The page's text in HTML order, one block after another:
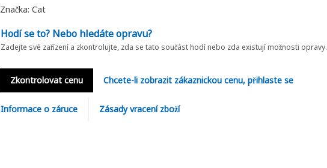
Značka: Cat
Hodí se to? Nebo hledáte opravu?
Zadejte své zařízení a zkontrolujte, zda se tato součást hodí nebo zda existují možnosti opravy.
Zkontrolovat cenu Chcete-li zobrazit zákaznickou cenu, přihlaste se
Informace o záruce Zásady vracení zboží